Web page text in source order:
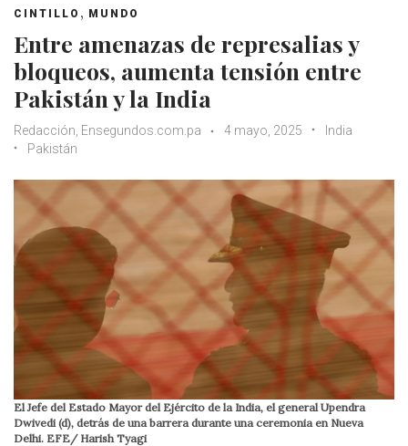
CINTILLO , MUNDO
Entre amenazas de represalias y
bloqueos, aumenta tensión entre
Pakistán y la India
Redacción, Ensegundos.com.pa 4 mayo, 2025
India
Pakistán
El Jefe del Estado Mayor del Ejército de la India, el general Upendra
Dwivedi (d), detrás de una barrera durante una ceremonia en Nueva
Delhi. EFE/ Harish Tyagi